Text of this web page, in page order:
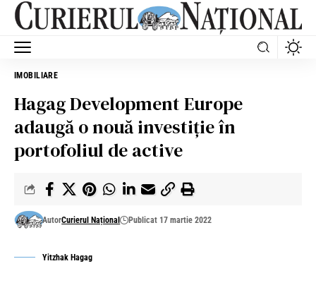
IMOBILIARE
Hagag Development Europe
adaugă o nouă investiţie în
portofoliul de active
AutorCurierul Național Publicat 17 martie 2022
Yitzhak Hagag